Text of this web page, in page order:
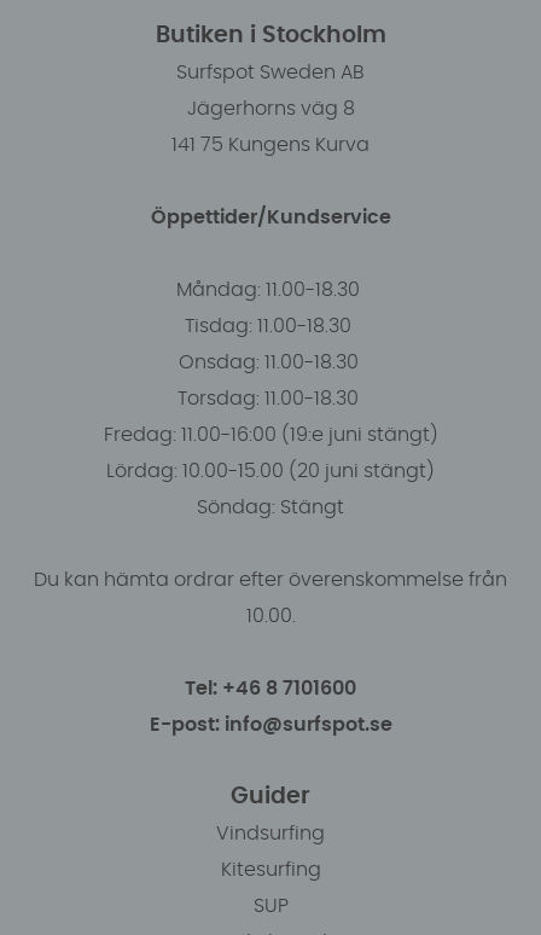
Butiken i Stockholm
Surfspot Sweden AB
Jägerhorns väg 8
141 75 Kungens Kurva
Öppettider/Kundservice
Måndag: 11.00-18.30
Tisdag: 11.00-18.30
Onsdag: 11.00-18.30
Torsdag: 11.00-18.30
Fredag: 11.00-16:00 (19:e juni stängt)
Lördag: 10.00-15.00 (20 juni stängt)
Söndag: Stängt
Du kan hämta ordrar efter överenskommelse från
10.00.
Tel: +46 8 7101600
E-post: info@surfspot.se
Guider
Vindsurfing
Kitesurfing
SUP